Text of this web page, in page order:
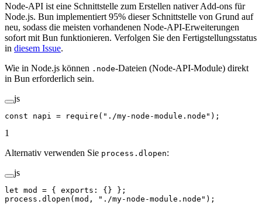
Node-API ist eine Schnittstelle zum Erstellen nativer Add-ons für
Node.js. Bun implementiert 95% dieser Schnittstelle von Grund auf
neu, sodass die meisten vorhandenen Node-API-Erweiterungen
sofort mit Bun funktionieren. Verfolgen Sie den Fertigstellungsstatus
in diesem Issue.
Wie in Node.js können .node-Dateien (Node-API-Module) direkt
in Bun erforderlich sein.
js
const napi = require ( "./my-node-module.node" );
1
Alternativ verwenden Sie process.dlopen:
js
let mod = { exports: {} };
process. dlopen (mod, "./my-node-module.node" );